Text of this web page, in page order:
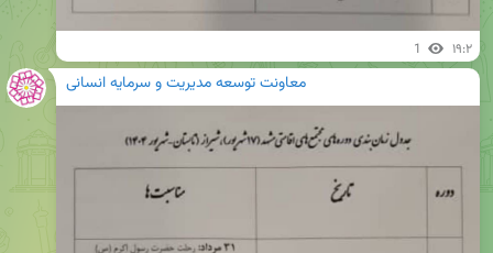
1 ۱۹:۲
معاونت توسعه مدیریت و سرمایه انسانی